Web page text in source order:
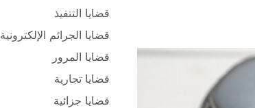
قضايا التنفيذ
قضايا الجرائم الإلكترونية
قضايا المرور
قضايا تجارية
قضايا جزائية